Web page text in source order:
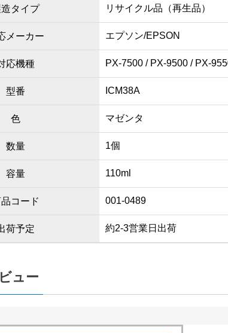
タイプ リサイクル品（再生品）
メーカー エプソン/EPSON
応機種 PX-7500 / PX-9500 / PX-
型番 ICM38A
色 マゼンタ
数量 1個
容量 110ml
コード 001-0489
荷予定 約2-3営業日出荷
ュー